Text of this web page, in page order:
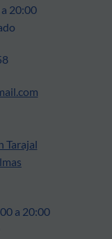
20:00
Tarajal
a 20:00